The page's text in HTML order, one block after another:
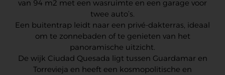
van 94 m2 met een wasruimte en een garage voor
twee auto’s.
Een buitentrap leidt naar een privé-dakterras, ideaal
om te zonnebaden of te genieten van het
panoramische uitzicht.
De wijk Ciudad Quesada ligt tussen Guardamar en
Torrevieja en heeft een kosmopolitische en